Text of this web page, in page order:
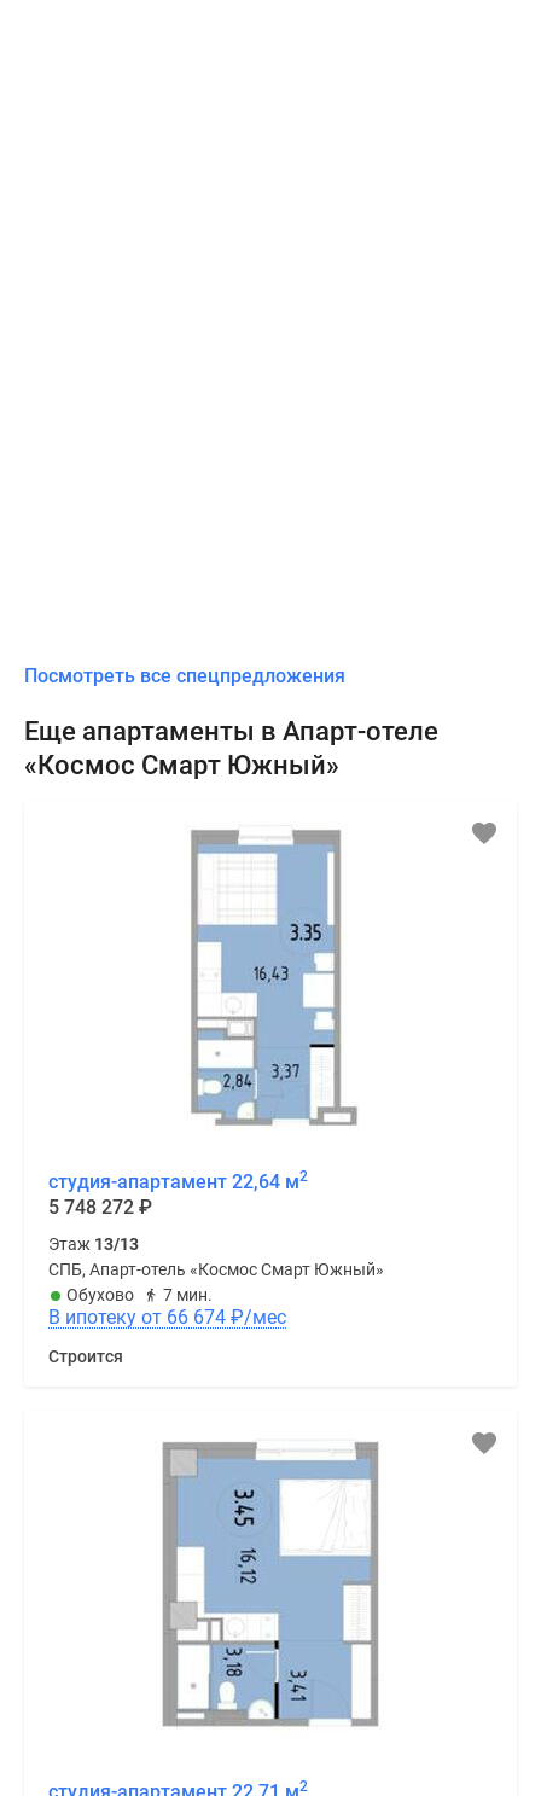
Посмотреть все спецпредложения
Еще апартаменты в Апарт-отеле
«Космос Смарт Южный»
студия-апартамент 22,64 м2
5 748 272 ₽
Этаж 13/13
СПБ, Апарт-отель «Космос Смарт Южный»
Обухово
7 мин.
В ипотеку от 66 674 ₽/мес
Строится
2